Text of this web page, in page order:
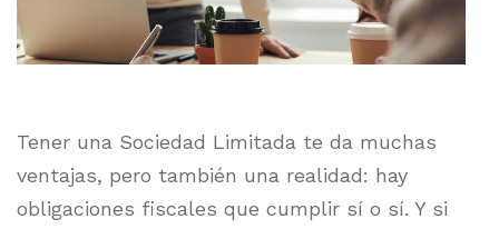
Tener una Sociedad Limitada te da muchas
ventajas, pero también una realidad: hay
obligaciones fiscales que cumplir sí o sí. Y si